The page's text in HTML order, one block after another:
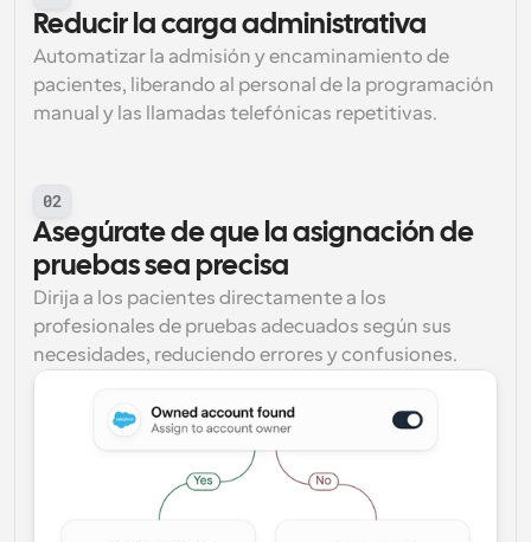
Reducir la carga administrativa
Automatizar la admisión y encaminamiento de
pacientes, liberando al personal de la programación
manual y las llamadas telefónicas repetitivas.
02
Asegúrate de que la asignación de
pruebas sea precisa
Dirija a los pacientes directamente a los
profesionales de pruebas adecuados según sus
necesidades, reduciendo errores y confusiones.